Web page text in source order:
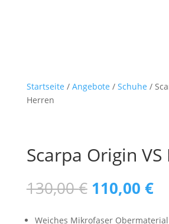
Startseite / Angebote / Schuhe /
Herren
Scarpa Origin
130,00€
Preis
war:
110,00 €
ist:
Weiches Mikrofaser Obermaterial